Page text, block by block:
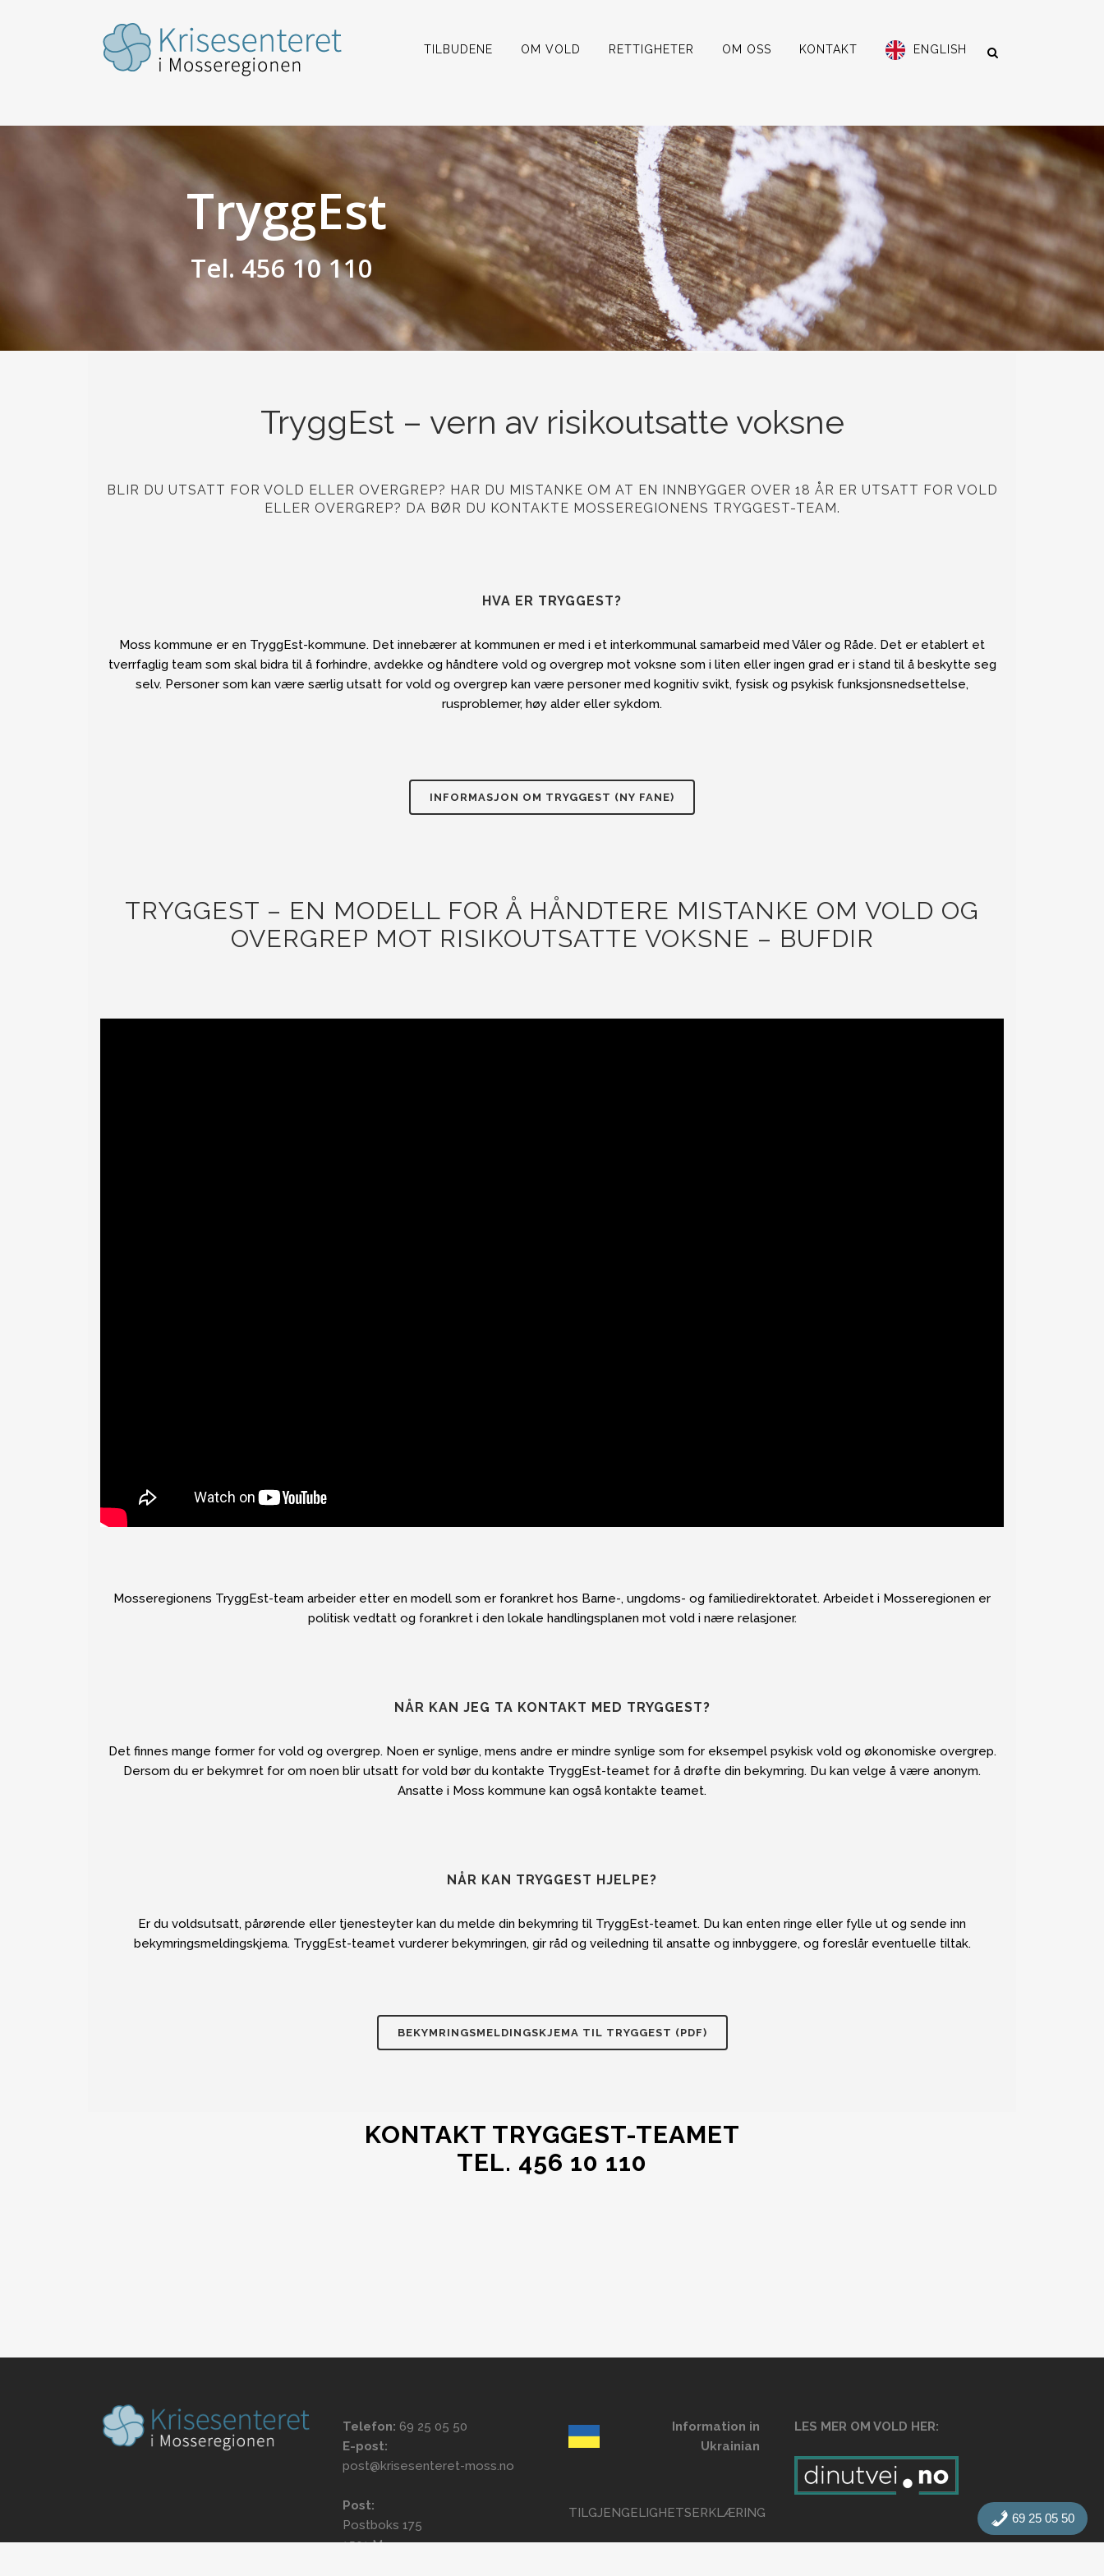
TILBUDENE OM VOLD RETTIGHETER OM OSS KONTAKT ENGLISH
TryggEst
Tel. 456 10 110
TryggEst – vern av risikoutsatte voksne
BLIR DU UTSATT FOR VOLD ELLER OVERGREP? HAR DU MISTANKE OM AT EN INNBYGGER OVER 18 ÅR ER UTSATT FOR VOLD
ELLER OVERGREP? DA BØR DU KONTAKTE MOSSEREGIONENS TRYGGEST-TEAM.
HVA ER TRYGGEST?
Moss kommune er en TryggEst-kommune. Det innebærer at kommunen er med i et interkommunal samarbeid med Våler og Råde. Det er etablert et
tverrfaglig team som skal bidra til å forhindre, avdekke og håndtere vold og overgrep mot voksne som i liten eller ingen grad er i stand til å beskytte seg
selv. Personer som kan være særlig utsatt for vold og overgrep kan være personer med kognitiv svikt, fysisk og psykisk funksjonsnedsettelse,
rusproblemer, høy alder eller sykdom.
INFORMASJON OM TRYGGEST (NY FANE)
TRYGGEST – EN MODELL FOR Å HÅNDTERE MISTANKE OM VOLD OG
OVERGREP MOT RISIKOUTSATTE VOKSNE – BUFDIR
Mosseregionens TryggEst-team arbeider etter en modell som er forankret hos Barne-, ungdoms- og familiedirektoratet. Arbeidet i Mosseregionen er
politisk vedtatt og forankret i den lokale handlingsplanen mot vold i nære relasjoner.
NÅR KAN JEG TA KONTAKT MED TRYGGEST?
Det finnes mange former for vold og overgrep. Noen er synlige, mens andre er mindre synlige som for eksempel psykisk vold og økonomiske overgrep.
Dersom du er bekymret for om noen blir utsatt for vold bør du kontakte TryggEst-teamet for å drøfte din bekymring. Du kan velge å være anonym.
Ansatte i Moss kommune kan også kontakte teamet.
NÅR KAN TRYGGEST HJELPE?
Er du voldsutsatt, pårørende eller tjenesteyter kan du melde din bekymring til TryggEst-teamet. Du kan enten ringe eller fylle ut og sende inn
bekymringsmeldingskjema. TryggEst-teamet vurderer bekymringen, gir råd og veiledning til ansatte og innbyggere, og foreslår eventuelle tiltak.
BEKYMRINGSMELDINGSKJEMA TIL TRYGGEST (PDF)
KONTAKT TRYGGEST-TEAMET
TEL. 456 10 110
Telefon: 69 25 05 50
E-post:
post@krisesenteret-moss.no
Post:
Postboks 175
1501 Moss
Information in
Ukrainian
TILGJENGELIGHETSERKLÆRING
LES MER OM VOLD HER:
69 25 05 50